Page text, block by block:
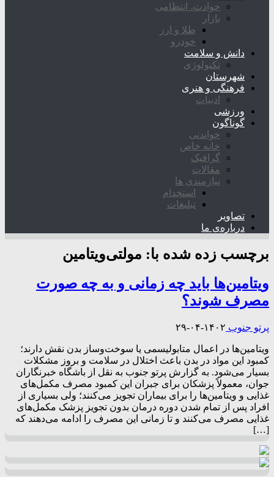
حوادث، انتظامی
بازار
طلا و ارز
خودرو
دانش و سلامت
تکنولوژی
شهرستان
فرهنگی و هنری
ادبیات
ورزشی
گوناگون
خواندنی
خانه خاص
گرافیک
مقالات
نیازمندی ها
استخدام
تبلیغات
تصاویر
درباره‌ی ما
برچسب زده شده با: مولتی‌ویتامین
ویتامین‌ها باید چه زمانی و به چه صورت
مصرف شوند؟
پرتو جنوب ۱۴۰۲-۰۴-۲۹
ویتامین‌­ها در اعمال متابولیسمی یا سوخت‌­وساز بدن نقش دارند؛
کمبود این مواد در بدن باعث اختلال­ در سلامت و بروز مشکلات
بسیار می­‌شود. به گزارش پرتو جنوب به نقل از باشگاه خبرنگاران
جوان، معمولاً پزشکان برای جبران این کمبود مصرف مکمل‌ها­ی
غذایی و ویتامین‌­ها را برای بیماران تجویز می‌کنند؛ ولی بسیاری از
افراد پس از تمام شدن دوره‌­ درمان بدون تجویز پزشک مکمل­‌های
غذایی مصرف می­‌کنند و تا زمانی این مصرف را ادامه می­‌دهند که
[…]